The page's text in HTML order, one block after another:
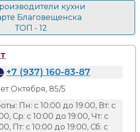
кухни
Благовещенска
ТОП - 12
+7 (937) 160-83-87
Октября, 85/5
Пн: с 10:00 до 19:00, Вт: с
Ср: с 10:00 до 19:00, Чт: с
Пт: с 10:00 до 19:00, Сб: с